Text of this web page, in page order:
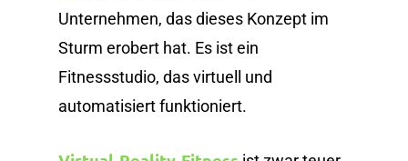
Unternehmen, das dieses Konzept im
Sturm erobert hat. Es ist ein
Fitnessstudio, das virtuell und
automatisiert funktioniert.